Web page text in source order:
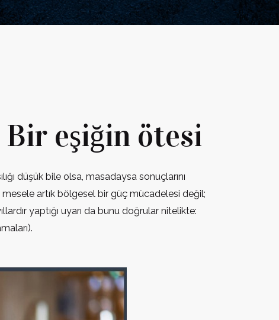
eşiğin ötesi
düşük bile olsa, masadaysa sonuçlarını
mesele artık bölgesel bir güç mücadelesi değil;
yaptığı uyarı da bunu doğrular nitelikte: